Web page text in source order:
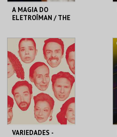
A MAGIA DO
ELETROÍMAN / THE
MAAT
MAIS INFO
INSCREVER
VARIEDADES -